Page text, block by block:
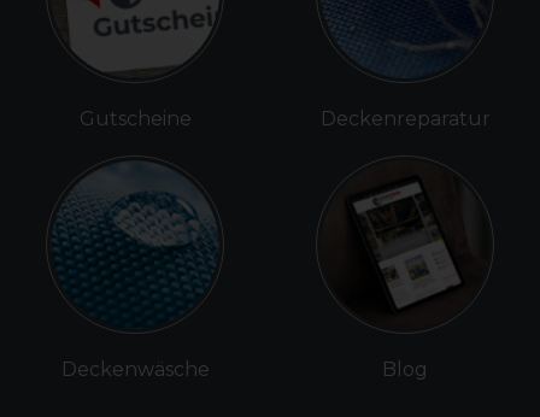
Gutscheine
Deckenwäsche
Deckenreparatur
Blog